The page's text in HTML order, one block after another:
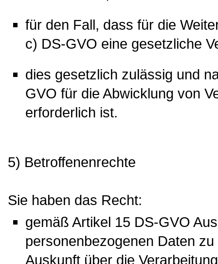
für den Fall, dass für die
c) DS-GVO eine gesetzliche
dies gesetzlich zulässig und
GVO für die Abwicklung von
erforderlich ist.
5) Betroffenenrechte
Sie haben das Recht:
gemäß Artikel 15 DS-GVO
personenbezogenen Daten
Auskunft über die